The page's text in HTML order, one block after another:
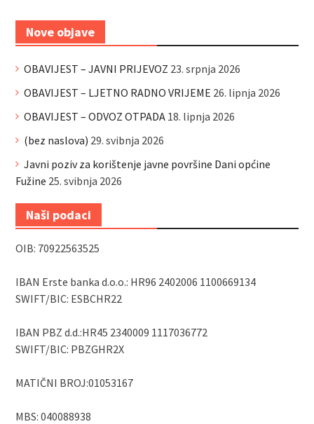
Nove objave
OBAVIJEST – JAVNI PRIJEVOZ 23. srpnja 2026
OBAVIJEST – LJETNO RADNO VRIJEME 26. lipnja 2026
OBAVIJEST – ODVOZ OTPADA 18. lipnja 2026
(bez naslova) 29. svibnja 2026
Javni poziv za korištenje javne površine Dani općine
Fužine 25. svibnja 2026
Naši podaci
OIB: 70922563525
IBAN Erste banka d.o.o.: HR96 2402006 1100669134
SWIFT/BIC: ESBCHR22
IBAN PBZ d.d.:HR45 2340009 1117036772
SWIFT/BIC: PBZGHR2X
MATIČNI BROJ:01053167
MBS: 040088938